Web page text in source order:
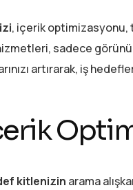
, içerik optimizasyonu,
sadece
artırarak, iş
kitlenizin arama